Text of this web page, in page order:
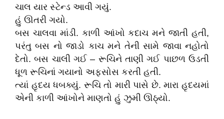
ચાલ યાર સ્ટેન્ડ આવી ગયું.
હું ઊતરી ગયો.
બસ ચાલવા માંડી. કાળી આંખો કદાચ મને જાતી હતી,
પરંતુ બસ નો જાડો કાચ મને તેની સામે જાવા નહોતો
દેતો. બસ ચાલી ગઈ – રૂચિને તાણી ગઈ પાછળ ઉડતી
ધૂળ રૂચિનાં ગયાનો અફસોસ કરતી હતી.
ત્યાં હૃદય ધબક્યું. રૂચિ તો મારી પાસે છે. મારા હૃદયમાં
એની કાળી આંખોને માણતો હું ઝુમી ઊઠ્યો.